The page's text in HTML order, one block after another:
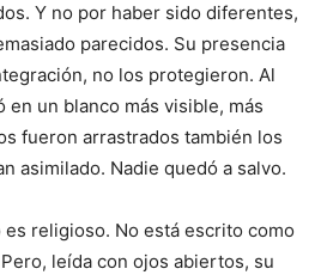
Y no por haber sido diferentes,
parecidos. Su presencia
no los protegieron. Al
un blanco más visible, más
fueron arrastrados también los
asimilado. Nadie quedó a salvo.
es religioso. No está escrito como
leída con ojos abiertos, su